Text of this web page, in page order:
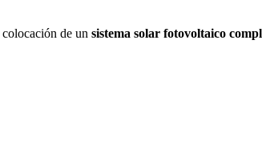
de un sistema solar fotovoltaico